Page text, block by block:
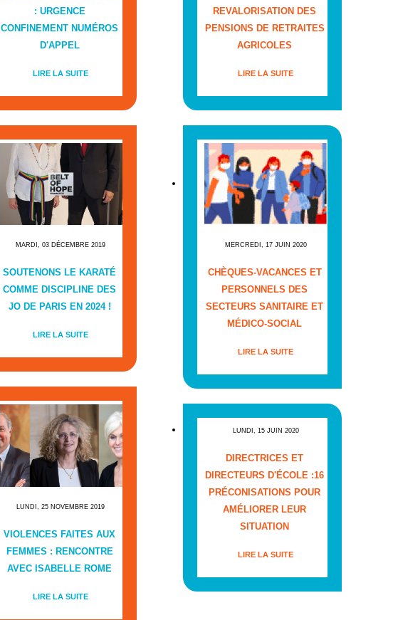
: URGENCE
CONFINEMENT NUMÉROS
D'APPEL
LIRE LA SUITE
MARDI, 03 DÉCEMBRE 2019
SOUTENONS LE KARATÉ
COMME DISCIPLINE DES
JO DE PARIS EN 2024 !
LIRE LA SUITE
LUNDI, 25 NOVEMBRE 2019
VIOLENCES FAITES AUX
FEMMES : RENCONTRE
AVEC ISABELLE ROME
LIRE LA SUITE
REVALORISATION DES
PENSIONS DE RETRAITES
AGRICOLES
LIRE LA SUITE
MERCREDI, 17 JUIN 2020
CHÈQUES-VACANCES ET
PERSONNELS DES
SECTEURS SANITAIRE ET
MÉDICO-SOCIAL
LIRE LA SUITE
LUNDI, 15 JUIN 2020
DIRECTRICES ET
DIRECTEURS D'ÉCOLE :16
PRÉCONISATIONS POUR
AMÉLIORER LEUR
SITUATION
LIRE LA SUITE